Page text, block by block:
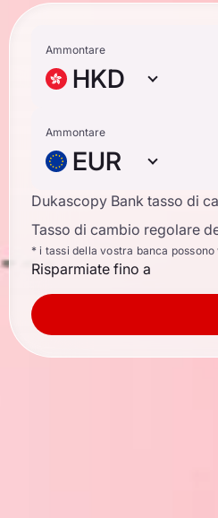
Ammontare
HKD
Ammontare
EUR
Dukascopy Bank tasso di
Tasso di cambio regolare
* i tassi della vostra banca
Risparmiate fino a